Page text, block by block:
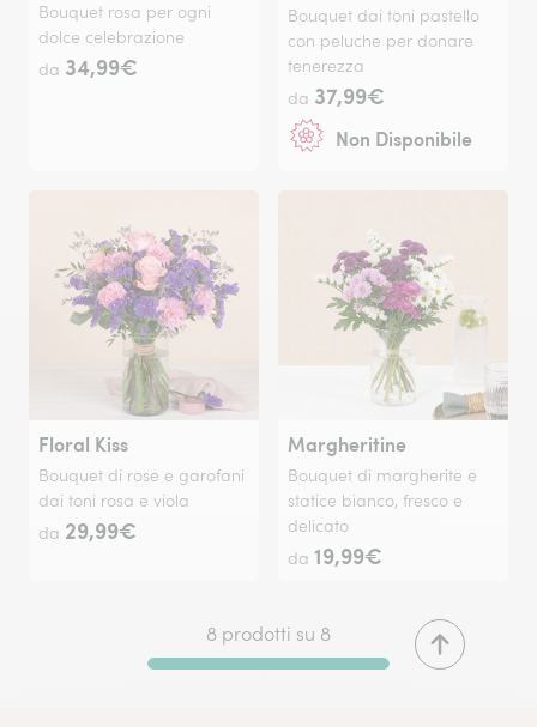
Bouquet rosa per ogni
dolce celebrazione
da 34,99€
Bouquet dai toni pastello
con peluche per donare
tenerezza
da 37,99€
Non Disponibile
Floral Kiss
Bouquet di rose e garofani
dai toni rosa e viola
da 29,99€
Margheritine
Bouquet di margherite e
statice bianco, fresco e
delicato
da 19,99€
8 prodotti su 8